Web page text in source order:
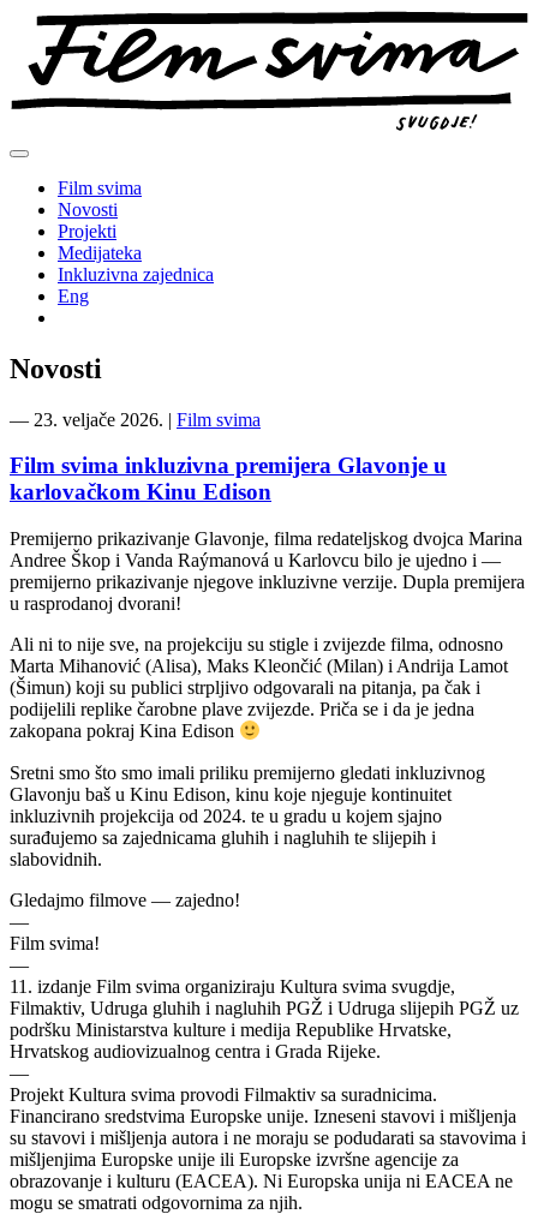
Preskoči
sadržaj
Film svima
Novosti
Projekti
Medijateka
Inkluzivna zajednica
Eng
Novosti
― 23. veljače 2026. | Film svima
Film svima inkluzivna premijera Glavonje u
karlovačkom Kinu Edison
Premijerno prikazivanje Glavonje, filma redateljskog dvojca Marina
Andree Škop i Vanda Raýmanová u Karlovcu bilo je ujedno i —
premijerno prikazivanje njegove inkluzivne verzije. Dupla premijera
u rasprodanoj dvorani!
Ali ni to nije sve, na projekciju su stigle i zvijezde filma, odnosno
Marta Mihanović (Alisa), Maks Kleončić (Milan) i Andrija Lamot
(Šimun) koji su publici strpljivo odgovarali na pitanja, pa čak i
podijelili replike čarobne plave zvijezde. Priča se i da je jedna
zakopana pokraj Kina Edison
Sretni smo što smo imali priliku premijerno gledati inkluzivnog
Glavonju baš u Kinu Edison, kinu koje njeguje kontinuitet
inkluzivnih projekcija od 2024. te u gradu u kojem sjajno
surađujemo sa zajednicama gluhih i nagluhih te slijepih i
slabovidnih.
Gledajmo filmove — zajedno!
—
Film svima!
—
11.⁠ ⁠izdanje Film svima organiziraju Kultura svima svugdje,
Filmaktiv, Udruga gluhih i nagluhih PGŽ i Udruga slijepih PGŽ uz
podršku Ministarstva kulture i medija Republike Hrvatske,
Hrvatskog audiovizualnog centra i Grada Rijeke.
—
Projekt Kultura svima provodi Filmaktiv sa suradnicima.
Financirano sredstvima Europske unije. Izneseni stavovi i mišljenja
su stavovi i mišljenja autora i ne moraju se podudarati sa stavovima i
mišljenjima Europske unije ili Europske izvršne agencije za
obrazovanje i kulturu (EACEA). Ni Europska unija ni EACEA ne
mogu se smatrati odgovornima za njih.